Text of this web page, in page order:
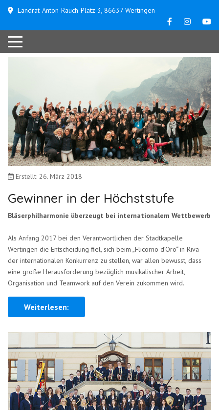
Landrat-Anton-Rauch-Platz 3, 86637 Wertingen
Erstellt: 26. März 2018
Gewinner in der Höchststufe
Bläserphilharmonie überzeugt bei internationalem Wettbewerb
Als Anfang 2017 bei den Verantwortlichen der Stadtkapelle
Wertingen die Entscheidung fiel, sich beim „Flicorno d’Oro“ in Riva
der internationalen Konkurrenz zu stellen, war allen bewusst, dass
eine große Herausforderung bezüglich musikalischer Arbeit,
Organisation und Teamwork auf den Verein zukommen wird.
Weiterlesen: